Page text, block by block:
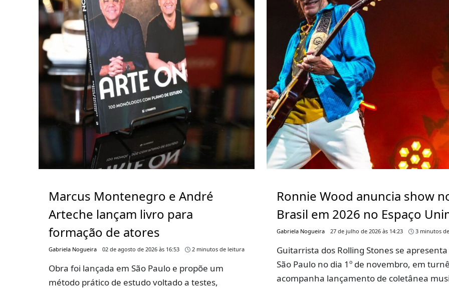
Marcus Montenegro e André
Arteche lançam livro para
formação de atores
Gabriela Nogueira 02 de agosto de 2026 às 16:53 2 minutos de leitura
Obra foi lançada em São Paulo e propõe um
método prático de estudo voltado a testes,
Ronnie Wood anuncia show
Brasil em 2026 no Espaço
Gabriela Nogueira 27 de julho de 2026 às 14:23 3 minutos
Guitarrista dos Rolling Stones se
São Paulo no dia 1º de novembro, em
acompanha lançamento de coletânea